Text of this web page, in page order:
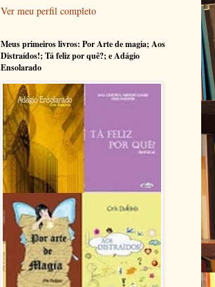
Ver meu perfil completo
Meus primeiros livros: Por Arte de magia; Aos
Distraídos!; Tá feliz por quê?; e Adágio
Ensolarado